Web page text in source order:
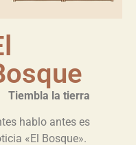
Tiembla la tierra
hablo antes es
«El Bosque».